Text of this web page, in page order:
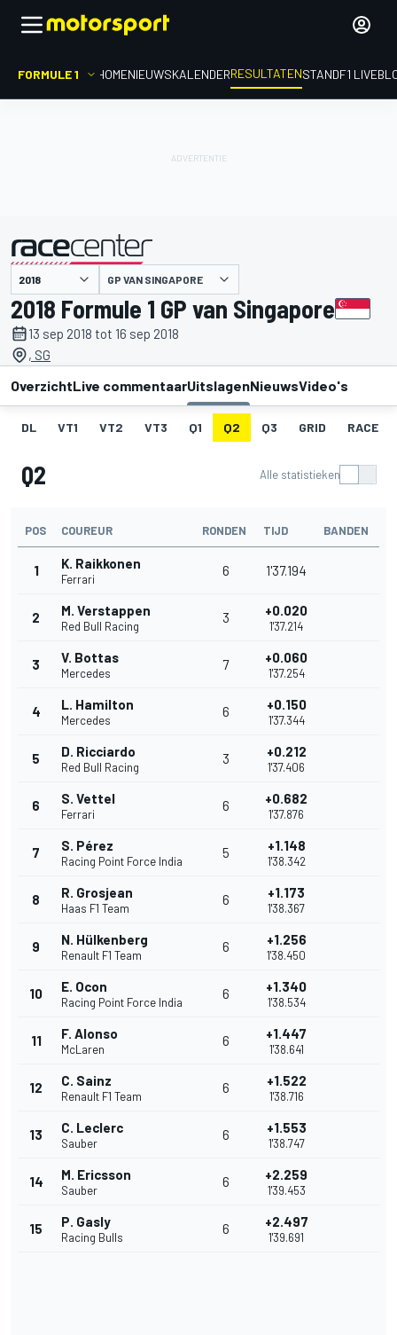
FORMULE 1 HOMENIEUWSKALENDERRESULTATENSTANDF1
gepresenteerd door GP VAN SINGAPORE
2018 Formule 1 GP van Singapore
13 sep 2018 tot 16 sep 2018
, SG
OverzichtLive commentaarUitslagenNieuwsVideo's
DL VT1 VT2 VT3 Q1 Q2 Q3 GRID RACE
Q2 Alle statistieken
POS COUREUR RONDEN TIJD BANDEN
1 K. Raikkonen
Ferrari
6 1'37.194
2 M. Verstappen
Red Bull Racing
3 +0.020
1'37.214
3 V. Bottas
Mercedes
7 +0.060
1'37.254
4 L. Hamilton
Mercedes
6 +0.150
1'37.344
5 D. Ricciardo
Red Bull Racing
3 +0.212
1'37.406
6 S. Vettel
Ferrari
6 +0.682
1'37.876
7 S. Pérez
Racing Point Force India
5 +1.148
1'38.342
8 R. Grosjean
Haas F1 Team
6 +1.173
1'38.367
9 N. Hülkenberg
Renault F1 Team
6 +1.256
1'38.450
10 E. Ocon
Racing Point Force India
6 +1.340
1'38.534
11 F. Alonso
McLaren
6 +1.447
1'38.641
12 C. Sainz
Renault F1 Team
6 +1.522
1'38.716
13 C. Leclerc
Sauber
6 +1.553
1'38.747
14 M. Ericsson
Sauber
6 +2.259
1'39.453
15 P. Gasly
Racing Bulls
6 +2.497
1'39.691